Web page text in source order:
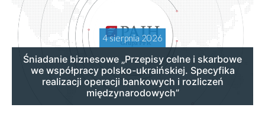
4 sierpnia 2026
Śniadanie biznesowe „Przepisy celne i skarbowe
we współpracy polsko-ukraińskiej. Specyfika
realizacji operacji bankowych i rozliczeń
międzynarodowych”